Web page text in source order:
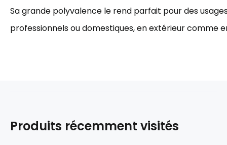
Sa grande polyvalence le rend parfait pour des
professionnels ou domestiques, en extérieur comme
Produits récemment visités